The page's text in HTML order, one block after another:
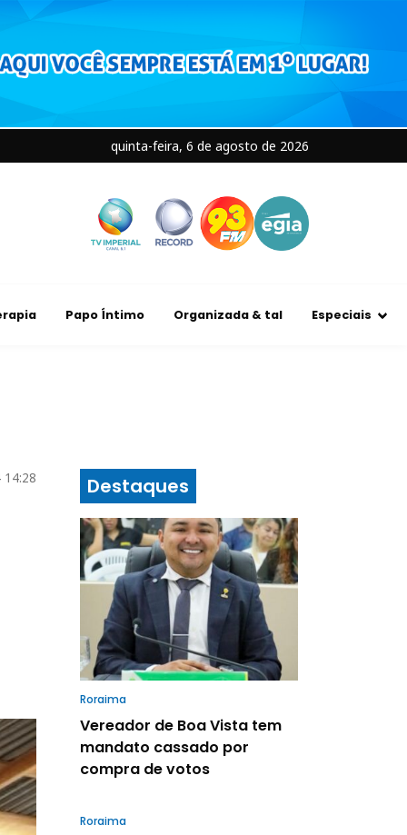
quinta-feira, 6 de agosto de 2026
Papo Íntimo Organizada & tal Especiais
Destaques
Roraima
Vereador de Boa Vista tem
mandato cassado por
compra de votos
Roraima